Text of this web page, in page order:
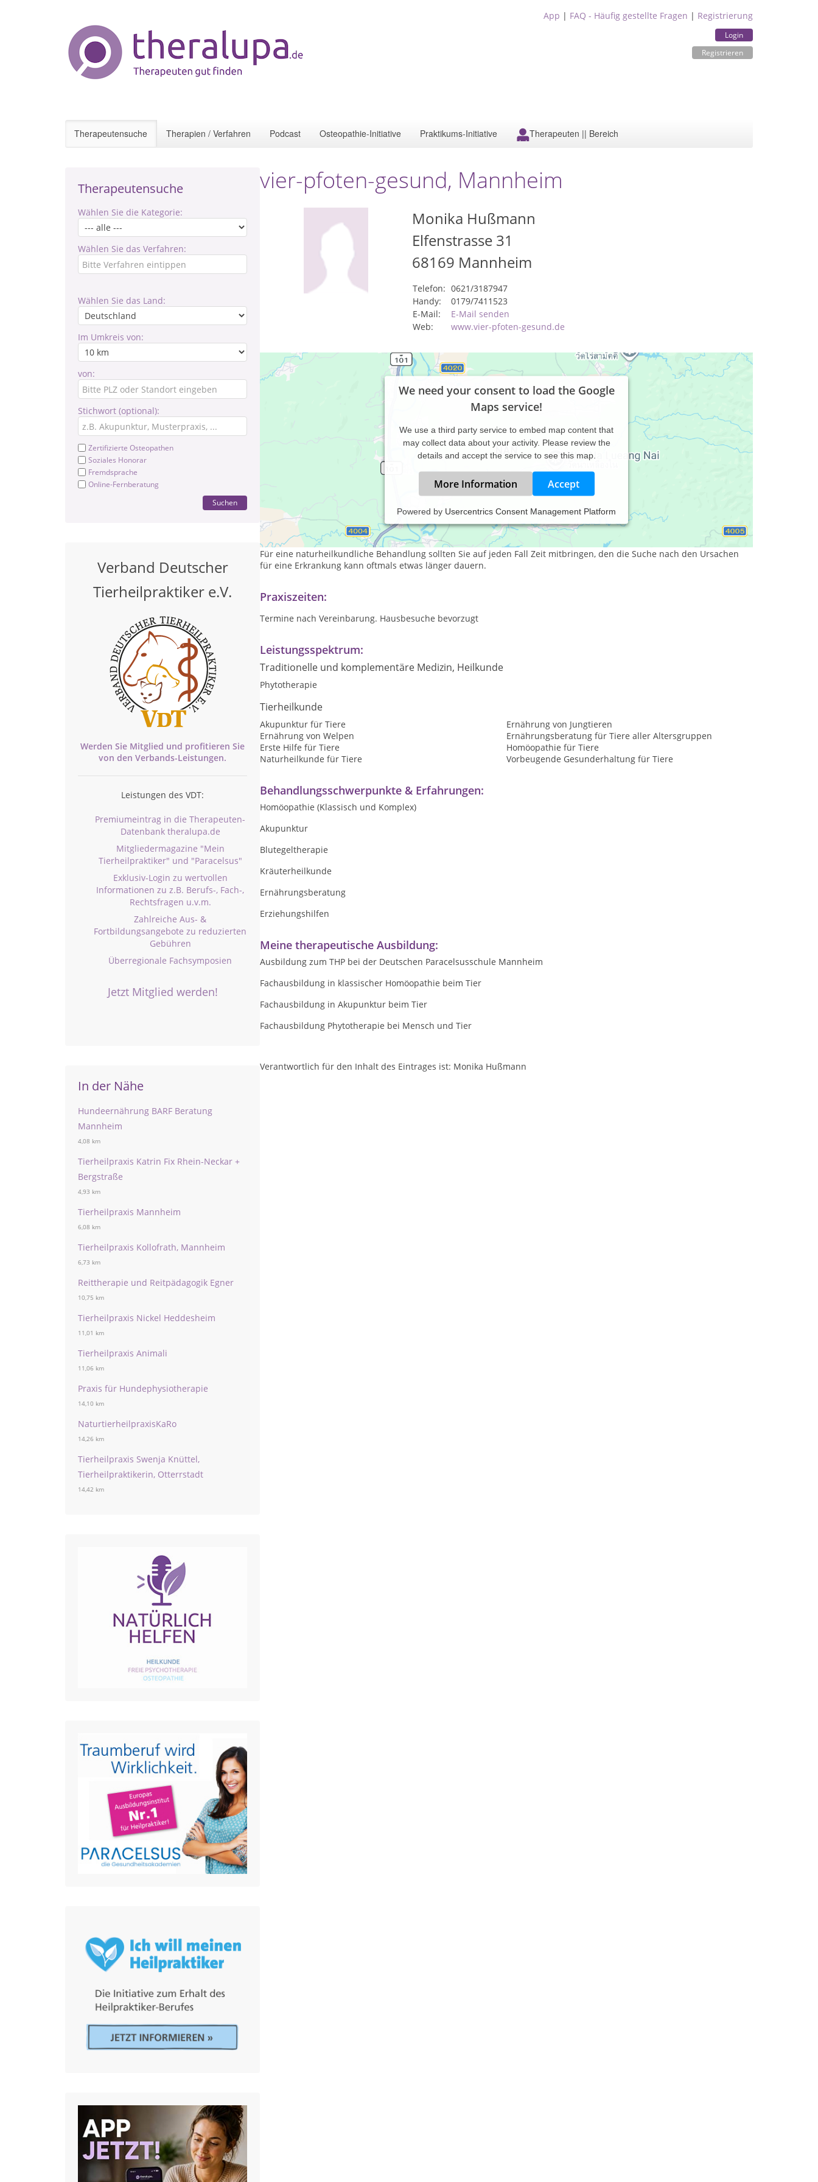
App | FAQ - Häufig gestellte Fragen | Registrierung
Login
Registrieren
Therapeutensuche Therapien / Verfahren Podcast Osteopathie-Initiative Praktikums-Initiative Therapeuten || Bereich
Therapeutensuche
Wählen Sie die Kategorie:
Wählen Sie das Verfahren:
Wählen Sie das Land:
Im Umkreis von:
von:
Stichwort (optional):
Zertifizierte Osteopathen
Soziales Honorar
Fremdsprache
Online-Fernberatung
Suchen
Verband Deutscher
Tierheilpraktiker e.V.
Werden Sie Mitglied und profitieren Sie
von den Verbands-Leistungen.
Leistungen des VDT:
Premiumeintrag in die Therapeuten-
Datenbank theralupa.de
Mitgliedermagazine "Mein
Tierheilpraktiker" und "Paracelsus"
Exklusiv-Login zu wertvollen
Informationen zu z.B. Berufs-, Fach-,
Rechtsfragen u.v.m.
Zahlreiche Aus- &
Fortbildungsangebote zu reduzierten
Gebühren
Überregionale Fachsymposien
Jetzt Mitglied werden!
In der Nähe
Hundeernährung BARF Beratung
Mannheim
4,08 km
Tierheilpraxis Katrin Fix Rhein-Neckar +
Bergstraße
4,93 km
Tierheilpraxis Mannheim
6,08 km
Tierheilpraxis Kollofrath, Mannheim
6,73 km
Reittherapie und Reitpädagogik Egner
10,75 km
Tierheilpraxis Nickel Heddesheim
11,01 km
Tierheilpraxis Animali
11,06 km
Praxis für Hundephysiotherapie
14,10 km
NaturtierheilpraxisKaRo
14,26 km
Tierheilpraxis Swenja Knüttel,
Tierheilpraktikerin, Otterrstadt
14,42 km
vier-pfoten-gesund, Mannheim
Monika Hußmann
Elfenstrasse 31
68169 Mannheim
Telefon: 0621/3187947
Handy:
0179/7411523
E-Mail:
E-Mail senden
Web:
www.vier-pfoten-gesund.de
We need your consent to load the Google
Maps service!
We use a third party service to embed map content that
may collect data about your activity. Please review the
details and accept the service to see this map.
More Information Accept
Powered by Usercentrics Consent Management Platform
Als Tierheilpraktikerin kümmere ich mich um die großen und kleinen Wehwehchen ihrer Tiere. Durch berufliche
Vorbelastung (Zootierpflegemeisterin) kümmere ich mich auch gerne um Exoten.
Für eine naturheilkundliche Behandlung sollten Sie auf jeden Fall Zeit mitbringen, den die Suche nach den Ursachen
für eine Erkrankung kann oftmals etwas länger dauern.
Praxiszeiten:
Termine nach Vereinbarung. Hausbesuche bevorzugt
Leistungsspektrum:
Traditionelle und komplementäre Medizin, Heilkunde
Phytotherapie
Tierheilkunde
Akupunktur für Tiere
Ernährung von Jungtieren
Ernährung von Welpen
Ernährungsberatung für Tiere aller Altersgruppen
Erste Hilfe für Tiere
Homöopathie für Tiere
Naturheilkunde für Tiere
Vorbeugende Gesunderhaltung für Tiere
Behandlungsschwerpunkte & Erfahrungen:
Homöopathie (Klassisch und Komplex)
Akupunktur
Blutegeltherapie
Kräuterheilkunde
Ernährungsberatung
Erziehungshilfen
Meine therapeutische Ausbildung:
Ausbildung zum THP bei der Deutschen Paracelsusschule Mannheim
Fachausbildung in klassischer Homöopathie beim Tier
Fachausbildung in Akupunktur beim Tier
Fachausbildung Phytotherapie bei Mensch und Tier
Verantwortlich für den Inhalt des Eintrages ist: Monika Hußmann